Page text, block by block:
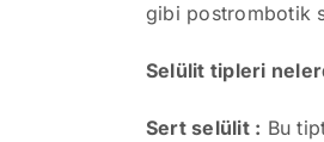
gibi postrombotik
Selülit tipleri
Sert selülit : Bu